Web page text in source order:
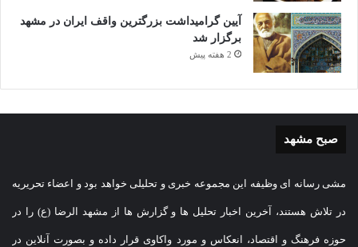
آیین گرامیداشت بزرگترین واقف ایران در مشهد
برگزار شد
2 هفته پیش
صبح مشهد
مشی رسانه ای وظیفه این مجموعه خبری و تحلیلی خواهد بود و اعضاء تحریریه
در تلاش هستند، آخرین اخبار تحلیل ها و گزارش ها از مشهد الرضا (ع) را در
حوزه فرهنگ و اقتصاد، انعکاس و مورد واکاوی قرار داده و بصورت آنلاین در